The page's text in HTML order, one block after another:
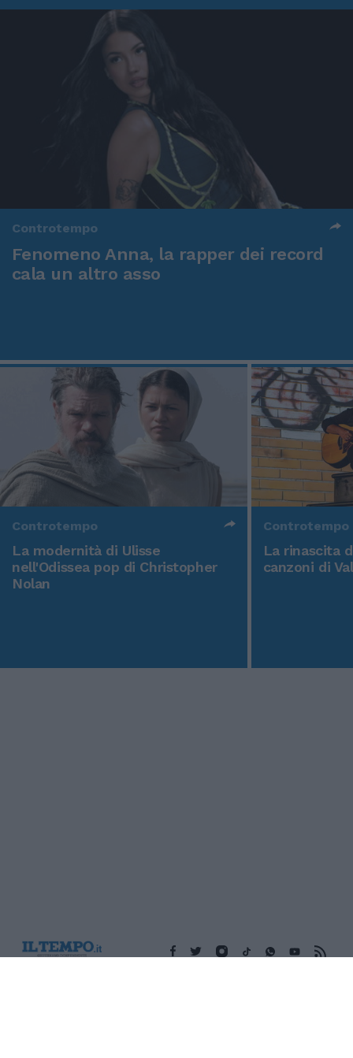
Controtempo
Fenomeno Anna, la rapper dei record
cala un altro asso
Controtempo
La modernità di Ulisse
nell'Odissea pop di Christopher
Nolan
Controtempo
La rinascita
canzoni di